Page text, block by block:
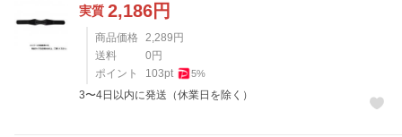
実質 2,186円
商品価格 2,289 円
送料
0 円
ポイント
103pt 5%
3〜4日以内に発送（休業日を除く）